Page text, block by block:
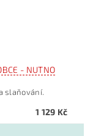
- NUTNO
slaňování.
1 129 Kč